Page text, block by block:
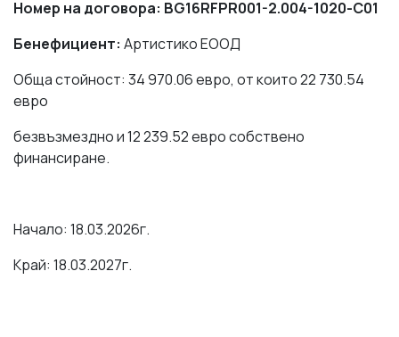
Номер на договора: BG16RFPR001-2.004-1020-С01
Бенефициент: Артистико ЕООД
Обща стойност: 34 970.06 евро, от които 22 730.54
евро
безвъзмездно и 12 239.52 евро собствено
финансиране.
Начало: 18.03.2026г.
Край: 18.03.2027г.